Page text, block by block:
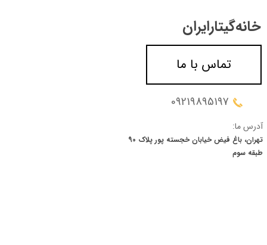
خانه‌گیتار‌ایران
09219895197
آدرس ما:
تهران، باغ فیض خیابان خجسته پور پلاک 90
​​​​​​​طبقه سوم
تماس با ما